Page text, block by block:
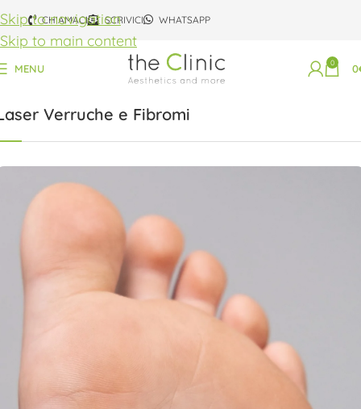
Skip to navigation
Skip to main content
CHIAMACI SCRIVICI WHATSAPP
MENU 0 0
Home Nuove Tecnologie Nei
Verruche e Fibromi